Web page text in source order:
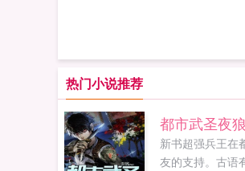
热门小说推荐
都市武圣夜
新书超强兵王在
友的支持。古语